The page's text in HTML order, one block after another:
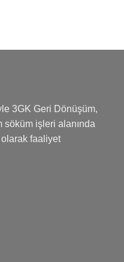
3GK Geri Dönüşüm,
söküm işleri alanında
faaliyet